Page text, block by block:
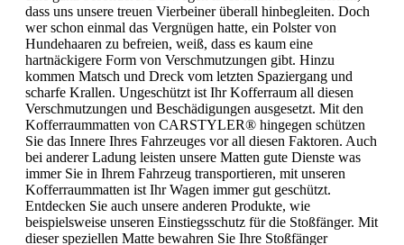
dass uns unsere treuen Vierbeiner überall hinbegleiten. Doch
wer schon einmal das Vergnügen hatte, ein Polster von
Hundehaaren zu befreien, weiß, dass es kaum eine
hartnäckigere Form von Verschmutzungen gibt. Hinzu
kommen Matsch und Dreck vom letzten Spaziergang und
scharfe Krallen. Ungeschützt ist Ihr Kofferraum all diesen
Verschmutzungen und Beschädigungen ausgesetzt. Mit den
Kofferraummatten von CARSTYLER® hingegen schützen
Sie das Innere Ihres Fahrzeuges vor all diesen Faktoren. Auch
bei anderer Ladung leisten unsere Matten gute Dienste was
immer Sie in Ihrem Fahrzeug transportieren, mit unseren
Kofferraummatten ist Ihr Wagen immer gut geschützt.
Entdecken Sie auch unsere anderen Produkte, wie
beispielsweise unseren Einstiegsschutz für die Stoßfänger. Mit
dieser speziellen Matte bewahren Sie Ihre Stoßfänger